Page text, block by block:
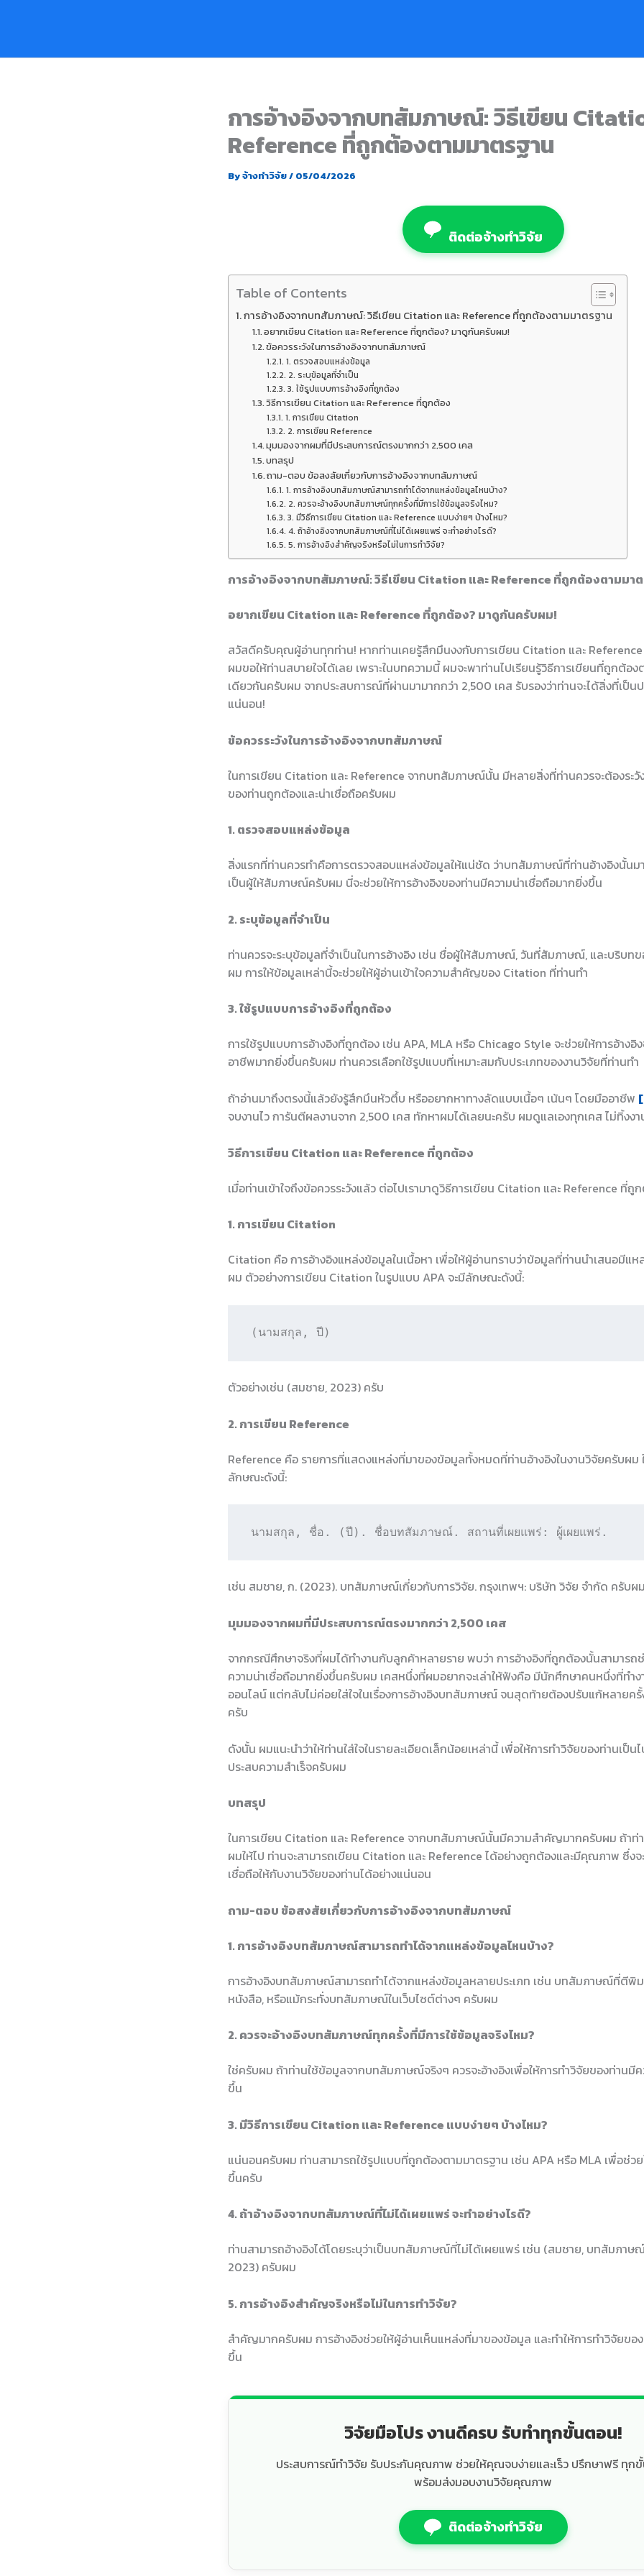
การอ้างอิงจากบทสัมภาษณ์: วิธีเขียน
Reference ที่ถูกต้องตามมาตรฐาน
Byจ้างทำวิจัย/ 05/04/2026
ติดต่อจ้างทำวิจัย
Table of Contents
การอ้างอิงจากบทสัมภาษณ์: วิธีเขียน Citation และ Reference ที่ถูกต้องตามมาตรฐาน
อยากเขียน Citation และ Reference ที่ถูกต้อง? มาดูกันครับผม!
ข้อควรระวังในการอ้างอิงจากบทสัมภาษณ์
1. ตรวจสอบแหล่งข้อมูล
2. ระบุข้อมูลที่จำเป็น
3. ใช้รูปแบบการอ้างอิงที่ถูกต้อง
วิธีการเขียน Citation และ Reference ที่ถูกต้อง
1. การเขียน Citation
2. การเขียน Reference
มุมมองจากผมที่มีประสบการณ์ตรงมากกว่า 2,500 เคส
บทสรุป
ถาม-ตอบ ข้อสงสัยเกี่ยวกับการอ้างอิงจากบทสัมภาษณ์
1. การอ้างอิงบทสัมภาษณ์สามารถทำได้จากแหล่งข้อมูลไหนบ้าง?
2. ควรจะอ้างอิงบทสัมภาษณ์ทุกครั้งที่มีการใช้ข้อมูลจริงไหม?
3. มีวิธีการเขียน Citation และ Reference แบบง่ายๆ บ้างไหม?
4. ถ้าอ้างอิงจากบทสัมภาษณ์ที่ไม่ได้เผยแพร่ จะทำอย่างไรดี?
5. การอ้างอิงสำคัญจริงหรือไม่ในการทำวิจัย?
การอ้างอิงจากบทสัมภาษณ์: วิธีเขียน Citation และ Reference ที่ถูกต้องตามมา
อยากเขียน Citation และ Reference ที่ถูกต้อง? มาดูกันครับผม!
สวัสดีครับคุณผู้อ่านทุกท่าน! หากท่านเคยรู้สึกมึนงงกับการเขียน Citation และ
ผมขอให้ท่านสบายใจได้เลย เพราะในบทความนี้ ผมจะพาท่านไปเรียนรู้วิธีการเขียนที่ถูกต้อ
เดียวกันครับผม จากประสบการณ์ที่ผ่านมามากกว่า 2,500 เคส รับรองว่าท่านจะได้สิ่งที่เป็น
แน่นอน!
ข้อควรระวังในการอ้างอิงจากบทสัมภาษณ์
ในการเขียน Citation และ Reference จากบทสัมภาษณ์นั้น มีหลายสิ่งที่ท่านควรจะต้องระวั
ของท่านถูกต้องและน่าเชื่อถือครับผม
1. ตรวจสอบแหล่งข้อมูล
สิ่งแรกที่ท่านควรทำคือการตรวจสอบแหล่งข้อมูลให้แน่ชัด ว่าบทสัมภาษณ์ที่ท่านอ้างอิงนั้นม
เป็นผู้ให้สัมภาษณ์ครับผม นี่จะช่วยให้การอ้างอิงของท่านมีความน่าเชื่อถือมากยิ่งขึ้น
2. ระบุข้อมูลที่จำเป็น
ท่านควรจะระบุข้อมูลที่จำเป็นในการอ้างอิง เช่น ชื่อผู้ให้สัมภาษณ์, วันที่สัมภาษณ์, และบริบ
ผม การให้ข้อมูลเหล่านี้จะช่วยให้ผู้อ่านเข้าใจความสำคัญของ Citation ที่ท่านทำ
3. ใช้รูปแบบการอ้างอิงที่ถูกต้อง
การใช้รูปแบบการอ้างอิงที่ถูกต้อง เช่น APA, MLA หรือ Chicago Style จะช่วยให้การอ้าง
อาชีพมากยิ่งขึ้นครับผม ท่านควรเลือกใช้รูปแบบที่เหมาะสมกับประเภทของงานวิจัยที่ท่านทำ
ถ้าอ่านมาถึงตรงนี้แล้วยังรู้สึกมึนหัวตึ้บ หรืออยากหาทางลัดแบบเนื้อๆ เน้นๆ โดยมืออาชีพ
จบงานไว การันตีผลงานจาก 2,500 เคส ทักหาผมได้เลยนะครับ ผมดูแลเองทุกเคส ไม่ทิ้ง
วิธีการเขียน Citation และ Reference ที่ถูกต้อง
เมื่อท่านเข้าใจถึงข้อควรระวังแล้ว ต่อไปเรามาดูวิธีการเขียน Citation และ Reference ที่
1. การเขียน Citation
Citation คือ การอ้างอิงแหล่งข้อมูลในเนื้อหา เพื่อให้ผู้อ่านทราบว่าข้อมูลที่ท่านนำเสนอมีแห
ผม ตัวอย่างการเขียน Citation ในรูปแบบ APA จะมีลักษณะดังนี้:
(นามสกุล, ปี)
ตัวอย่างเช่น (สมชาย, 2023) ครับ
2. การเขียน Reference
Reference คือ รายการที่แสดงแหล่งที่มาของข้อมูลทั้งหมดที่ท่านอ้างอิงในงานวิจัยครับผม
ลักษณะดังนี้:
นามสกุล, ชื่อ. (ปี). ชื่อบทสัมภาษณ์. สถานที่เผยแพร่: ผู้เผยแพร่.
เช่น สมชาย, ก. (2023). บทสัมภาษณ์เกี่ยวกับการวิจัย. กรุงเทพฯ: บริษัท วิจัย จำกัด ครับผม
มุมมองจากผมที่มีประสบการณ์ตรงมากกว่า 2,500 เคส
จากกรณีศึกษาจริงที่ผมได้ทำงานกับลูกค้าหลายราย พบว่า การอ้างอิงที่ถูกต้องนั้นสามารถ
ความน่าเชื่อถือมากยิ่งขึ้นครับผม เคสหนึ่งที่ผมอยากจะเล่าให้ฟังคือ มีนักศึกษาคนหนึ่งที่ทำ
ออนไลน์ แต่กลับไม่ค่อยใส่ใจในเรื่องการอ้างอิงบทสัมภาษณ์ จนสุดท้ายต้องปรับแก้หลายค
ครับ
ดังนั้น ผมแนะนำว่าให้ท่านใส่ใจในรายละเอียดเล็กน้อยเหล่านี้ เพื่อให้การทำวิจัยของท่านเป็น
ประสบความสำเร็จครับผม
บทสรุป
ในการเขียน Citation และ Reference จากบทสัมภาษณ์นั้นมีความสำคัญมากครับผม ถ้าท่
ผมให้ไป ท่านจะสามารถเขียน Citation และ Reference ได้อย่างถูกต้องและมีคุณภาพ ซึ่งจ
เชื่อถือให้กับงานวิจัยของท่านได้อย่างแน่นอน
ถาม-ตอบ ข้อสงสัยเกี่ยวกับการอ้างอิงจากบทสัมภาษณ์
1. การอ้างอิงบทสัมภาษณ์สามารถทำได้จากแหล่งข้อมูลไหนบ้าง?
การอ้างอิงบทสัมภาษณ์สามารถทำได้จากแหล่งข้อมูลหลายประเภท เช่น บทสัมภาษณ์ที่ตีพิม
หนังสือ, หรือแม้กระทั่งบทสัมภาษณ์ในเว็บไซต์ต่างๆ ครับผม
2. ควรจะอ้างอิงบทสัมภาษณ์ทุกครั้งที่มีการใช้ข้อมูลจริงไหม?
ใช่ครับผม ถ้าท่านใช้ข้อมูลจากบทสัมภาษณ์จริงๆ ควรจะอ้างอิงเพื่อให้การทำวิจัยของท่านมี
ขึ้น
3. มีวิธีการเขียน Citation และ Reference แบบง่ายๆ บ้างไหม?
แน่นอนครับผม ท่านสามารถใช้รูปแบบที่ถูกต้องตามมาตรฐาน เช่น APA หรือ MLA เพื่อช่วย
ขึ้นครับ
4. ถ้าอ้างอิงจากบทสัมภาษณ์ที่ไม่ได้เผยแพร่ จะทำอย่างไรดี?
ท่านสามารถอ้างอิงได้โดยระบุว่าเป็นบทสัมภาษณ์ที่ไม่ได้เผยแพร่ เช่น (สมชาย, บทสัมภาษ
2023) ครับผม
5. การอ้างอิงสำคัญจริงหรือไม่ในการทำวิจัย?
สำคัญมากครับผม การอ้างอิงช่วยให้ผู้อ่านเห็นแหล่งที่มาของข้อมูล และทำให้การทำวิจัยขอ
ขึ้น
วิจัยมือโปร งานดีครบ รับทำทุกขั้นตอน!
ประสบการณ์ทำวิจัย รับประกันคุณภาพ ช่วยให้คุณจบง่ายและเร็ว ปรึกษาฟรี ทุก
พร้อมส่งมอบงานวิจัยคุณภาพ
ติดต่อจ้างทำวิจัย